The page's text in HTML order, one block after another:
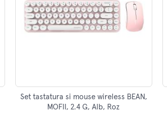
Set tastatura si mouse wireless BEAN,
MOFII, 2.4 G, Alb, Roz